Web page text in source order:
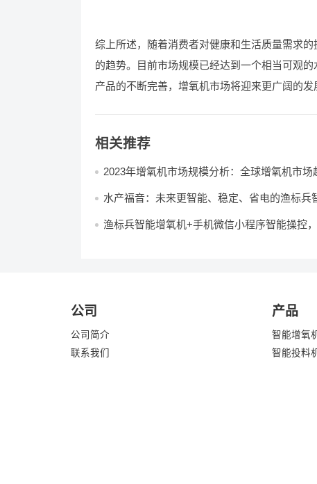
综上所述，随着消费者对健康和生活质量需求
的趋势。目前市场规模已经达到一个相当可观
产品的不断完善，增氧机市场将迎来更广阔的发
相关推荐
2023年增氧机市场规模分析：全球增氧机市场
水产福音：未来更智能、稳定、省电的渔标兵
渔标兵智能增氧机+手机微信小程序智能操控
公司
公司简介
联系我们
产品
智能增氧
智能投料